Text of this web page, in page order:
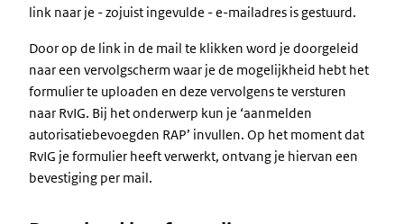
link naar je - zojuist ingevulde - e-mailadres is gestuurd.
Door op de link in de mail te klikken word je doorgeleid
naar een vervolgscherm waar je de mogelijkheid hebt het
formulier te uploaden en deze vervolgens te versturen
naar RvIG. Bij het onderwerp kun je ‘aanmelden
autorisatiebevoegden RAP’ invullen. Op het moment dat
RvIG je formulier heeft verwerkt, ontvang je hiervan een
bevestiging per mail.